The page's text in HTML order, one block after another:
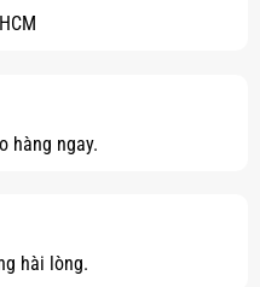
hàng ngay.
hài lòng.